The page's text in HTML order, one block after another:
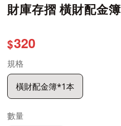
財庫存摺 橫財配金簿
$320
規格
橫財配金簿*1本
數量